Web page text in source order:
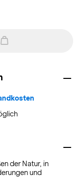
der Natur, in
und